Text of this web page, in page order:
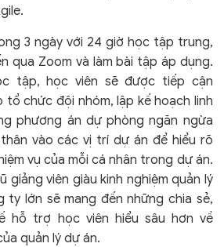
3 ngày với 24 giờ học tập trung,
qua Zoom và làm bài tập áp dụng.
tập, học viên sẽ được tiếp cận
chức đội nhóm, lập kế hoạch linh
phương án dự phòng ngăn ngừa
vào các vị trí dự án để hiểu rõ
vụ của mỗi cá nhân trong dự án.
giảng viên giàu kinh nghiệm quản lý
ty lớn sẽ mang đến những chia sẻ,
hỗ trợ học viên hiểu sâu hơn về
quản lý dự án.